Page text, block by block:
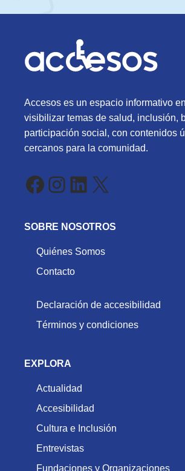
Accesos es un espacio informativo
visibilizar temas de salud, inclusión,
participación social, con contenidos
cercanos para la comunidad.
Facebook
Instagram
LinkedIn
X
SOBRE NOSOTROS
Quiénes Somos
Contacto
Declaración de accesibilidad
Términos y condiciones
EXPLORA
Actualidad
Accesibilidad
Cultura e Inclusión
Entrevistas
Fundaciones y Organizaciones